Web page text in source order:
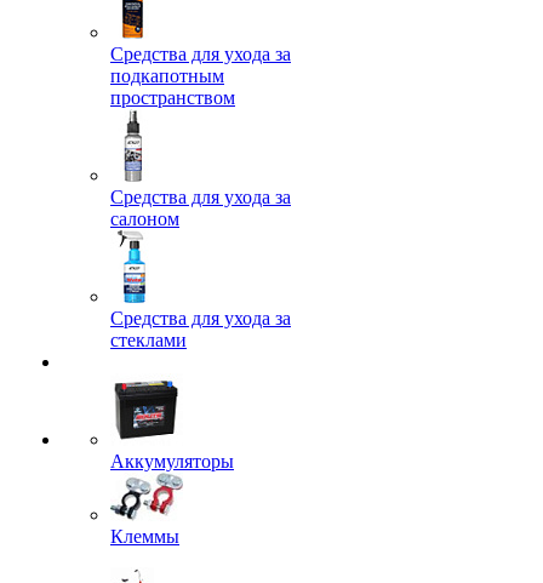
Средства для ухода за
подкапотным
пространством
Средства для ухода за
салоном
Средства для ухода за
стеклами
Аккумуляторы
Клеммы